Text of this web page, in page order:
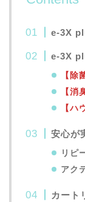
e-3X
e-3X
【除
【消
【ハ
安心が
リピ
アク
カート